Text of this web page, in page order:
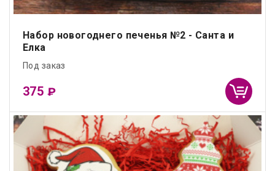
Набор новогоднего печенья №2 - Санта и
Елка
Под заказ
375 ₽